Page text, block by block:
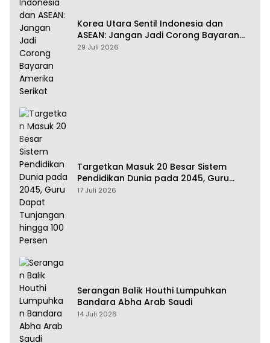
Korea Utara Sentil Indonesia dan
ASEAN: Jangan Jadi Corong Bayaran
Amerika Serikat
29 Juli 2026
Targetkan Masuk 20 Besar Sistem
Pendidikan Dunia pada 2045, Guru
Dapat Tunjangan hingga 100 Persen
17 Juli 2026
Serangan Balik Houthi Lumpuhkan
Bandara Abha Arab Saudi
14 Juli 2026